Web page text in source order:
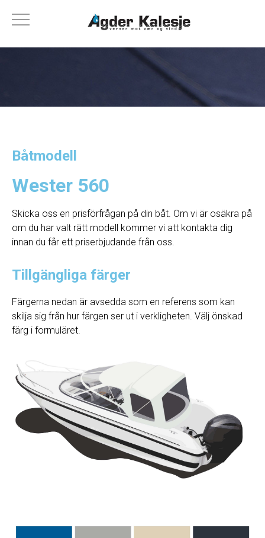
Båtmodell
Wester 560
Skicka oss en prisförfrågan på din båt. Om vi ​​är osäkra på
om du har valt rätt modell kommer vi att kontakta dig
innan du får ett priserbjudande från oss.
Tillgängliga färger
Färgerna nedan är avsedda som en referens som kan
skilja sig från hur färgen ser ut i verkligheten. Välj önskad
färg i formuläret.